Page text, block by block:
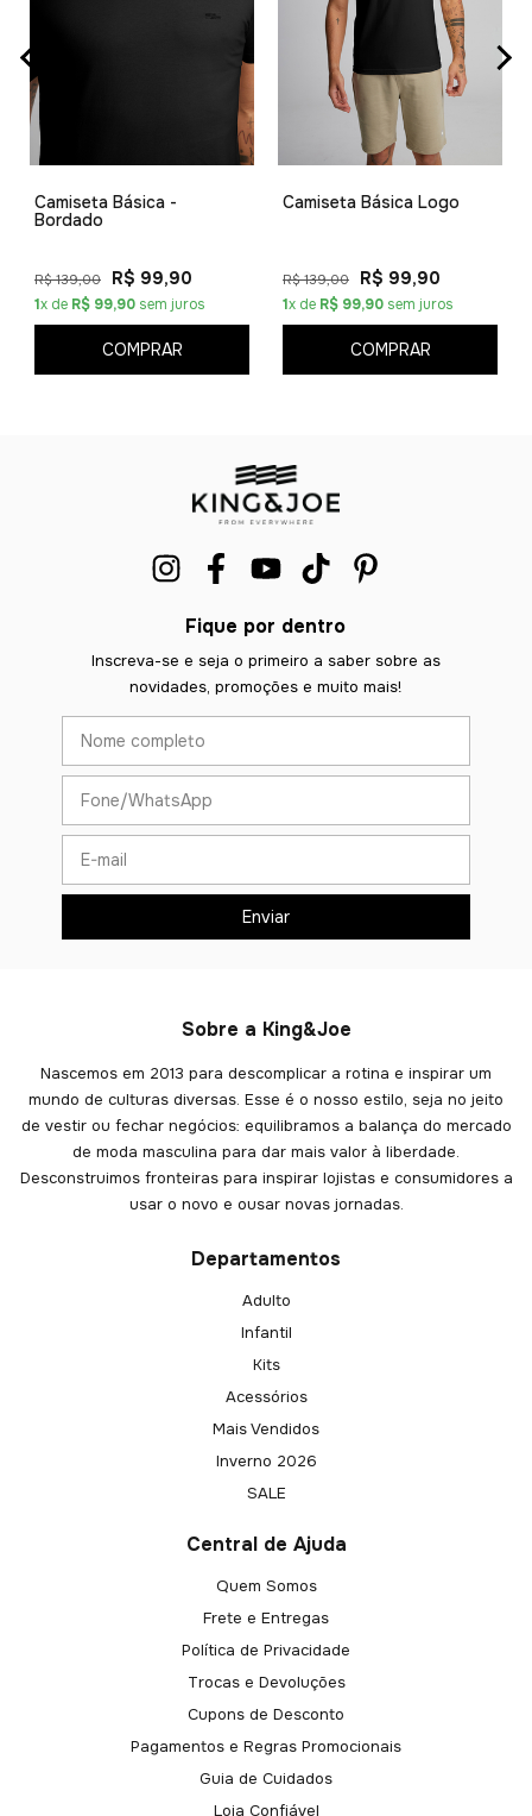
Camiseta Básica -
Bordado
R$ 139,00 R$ 99,90
1x de R$ 99,90 sem juros
COMPRAR
Camiseta Básica Logo
R$ 139,00 R$ 99,90
1x de R$ 99,90 sem juros
COMPRAR
Fique por dentro
Inscreva-se e seja o primeiro a saber sobre as
novidades, promoções e muito mais!
Sobre a King&Joe
Nascemos em 2013 para descomplicar a rotina e inspirar um
mundo de culturas diversas. Esse é o nosso estilo, seja no jeito
de vestir ou fechar negócios: equilibramos a balança do mercado
de moda masculina para dar mais valor à liberdade.
Desconstruimos fronteiras para inspirar lojistas e consumidores a
usar o novo e ousar novas jornadas.
Departamentos
Adulto
Infantil
Kits
Acessórios
Mais Vendidos
Inverno 2026
SALE
Central de Ajuda
Quem Somos
Frete e Entregas
Política de Privacidade
Trocas e Devoluções
Cupons de Desconto
Pagamentos e Regras Promocionais
Guia de Cuidados
Loja Confiável